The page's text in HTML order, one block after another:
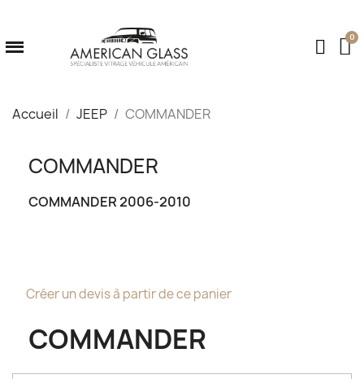
Accueil JEEP COMMANDER
COMMANDER
COMMANDER 2006-2010
Créer un devis à partir de ce panier
COMMANDER